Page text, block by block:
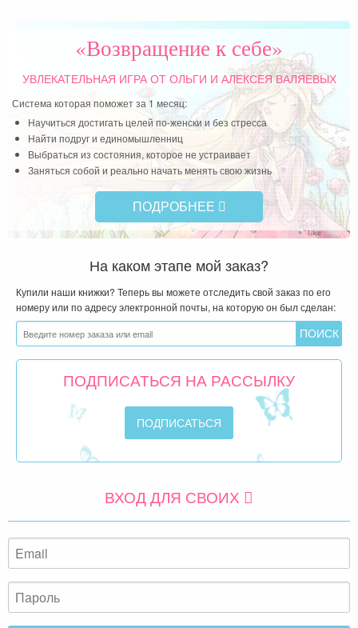
«Возвращение к себе»
УВЛЕКАТЕЛЬНАЯ ИГРАОТ ОЛЬГИ И АЛЕКСЕЯ ВАЛЯЕВЫХ
Система которая поможет за 1 месяц:
Научиться достигать целей по-женски и без стресса
Найти подруг и единомышленниц
Выбраться из состояния, которое не устраивает
Заняться собой и реально начать менять свою жизнь
ПОДРОБНЕЕ
На каком этапе мой заказ?
Купили наши книжки? Теперь вы можете отследить свой заказ по его
номеру или по адресу электронной почты, на которую он был сделан:
ПОДПИСАТЬСЯ НА РАССЫЛКУ
ВХОД ДЛЯ СВОИХ